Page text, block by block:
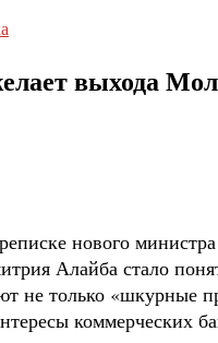
выхода
нового
Алайба стало
не только «шкурные
коммерческих